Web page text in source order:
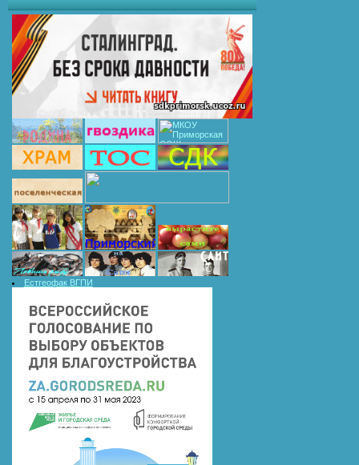
Естгеофак ВГПИ